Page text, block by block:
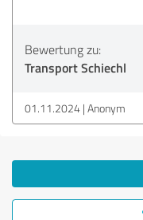
Bewertung zu:
Transport Schiechl
01.11.2024 Anonym